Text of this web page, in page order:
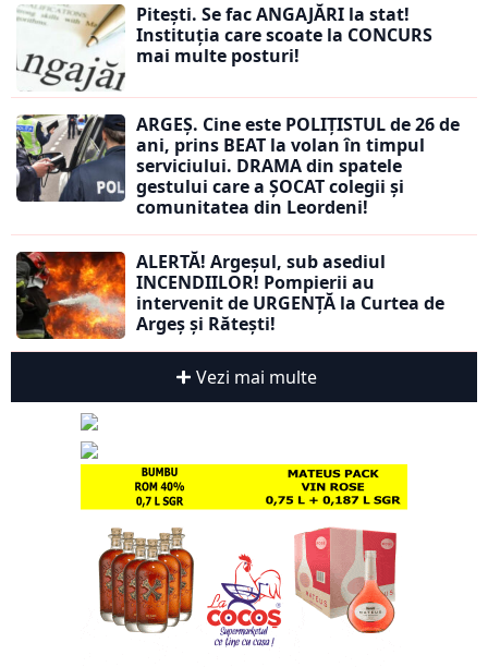
Pitești. Se fac ANGAJĂRI la stat!
Instituția care scoate la CONCURS
mai multe posturi!
ARGEȘ. Cine este POLIȚISTUL de 26 de
ani, prins BEAT la volan în timpul
serviciului. DRAMA din spatele
gestului care a ȘOCAT colegii și
comunitatea din Leordeni!
ALERTĂ! Argeșul, sub asediul
INCENDIILOR! Pompierii au
intervenit de URGENȚĂ la Curtea de
Argeș și Rătești!
Vezi mai multe